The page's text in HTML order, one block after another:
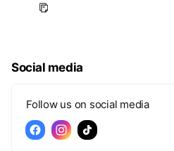
Social media
Follow us on social media